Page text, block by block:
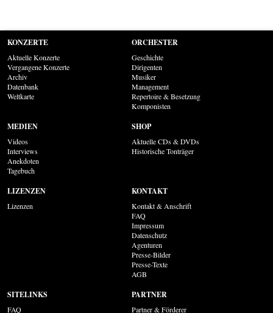
KONZERTE
Aktuelle Konzerte
Vergangene Konzerte
Archiv
Datenbank
Weltkarte
ORCHESTER
Geschichte
Dirigenten
Musiker
Management
Repertoire & Besetzung
Komponisten
MEDIEN
Videos
Interviews
Anekdoten
Tagebuch
SHOP
Aktuelle CDs & DVDs
Historische Tonträger
LIZENZEN
Lizenzen
KONTAKT
Kontakt & Anschrift
FAQ
Impressum
Datenschutz
Agenturen
Presse-Bilder
Presse-Texte
AGB
SITELINKS
FAQ
PARTNER
Partner & Förderer